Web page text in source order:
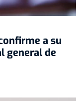
a su
general de